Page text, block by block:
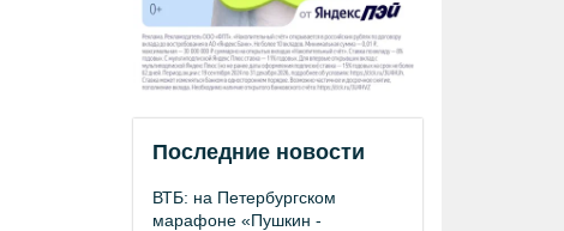
Последние новости
ВТБ: на Петербургском
марафоне «Пушкин -